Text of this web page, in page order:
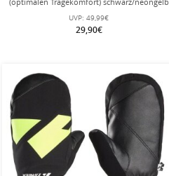
UVP: 49,99€
29,90€